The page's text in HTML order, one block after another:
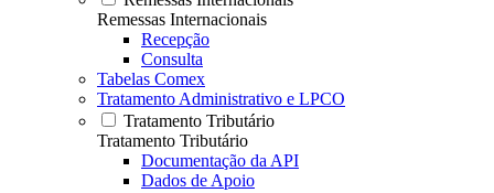
Remessas Internacionais
Recepção
Consulta
Tabelas Comex
Tratamento Administrativo e LPCO
Tratamento Tributário
Tratamento Tributário
Documentação da API
Dados de Apoio